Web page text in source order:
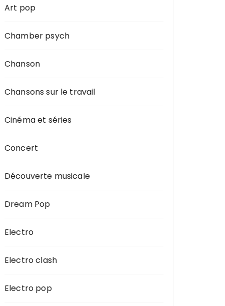
Art pop
Chamber psych
Chanson
Chansons sur le travail
Cinéma et séries
Concert
Découverte musicale
Dream Pop
Electro
Electro clash
Electro pop